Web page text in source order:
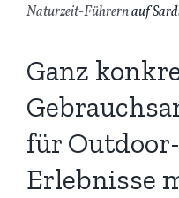
Naturzeit-Führernauf
Ganz
für Outdoor-
Erlebnisse